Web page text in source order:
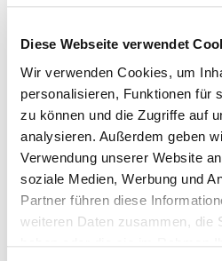
Diese Webseite verwendet
Wir verwenden Cookies, um
personalisieren, Funktionen für
zu können und die Zugriffe auf
analysieren. Außerdem geben
Verwendung unserer Website
soziale Medien, Werbung und
Partner führen diese
weiteren Daten zusammen, die
Kunstleder
8D69 - Pastello 8D68 -